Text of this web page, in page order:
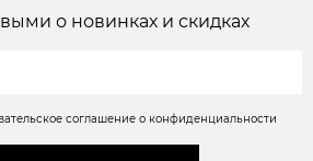
о новинках и скидках
соглашение о конфиденциальности